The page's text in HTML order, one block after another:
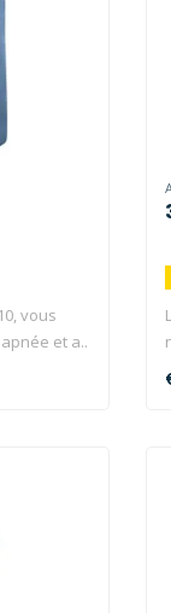
vous
et a..